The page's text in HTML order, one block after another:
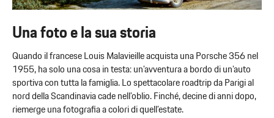
Una foto e la sua storia
Quando il francese Louis Malavieille acquista una Porsche 356 nel
1955, ha solo una cosa in testa: un’avventura a bordo di un’auto
sportiva con tutta la famiglia. Lo spettacolare roadtrip da Parigi al
nord della Scandinavia cade nell’oblio. Finché, decine di anni dopo,
riemerge una fotografia a colori di quell’estate.